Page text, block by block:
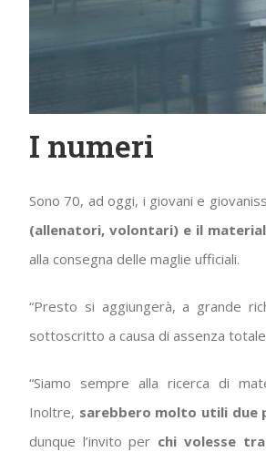
I numeri
Sono 70, ad oggi, i giovani e
(allenatori, volontari) e il
alla consegna delle maglie ufficiali.
“Presto si aggiungerà, a grande
sottoscritto a causa di assenza
“Siamo sempre alla ricerca di
Inoltre, sarebbero molto utili due
dunque l’invito per chi volesse